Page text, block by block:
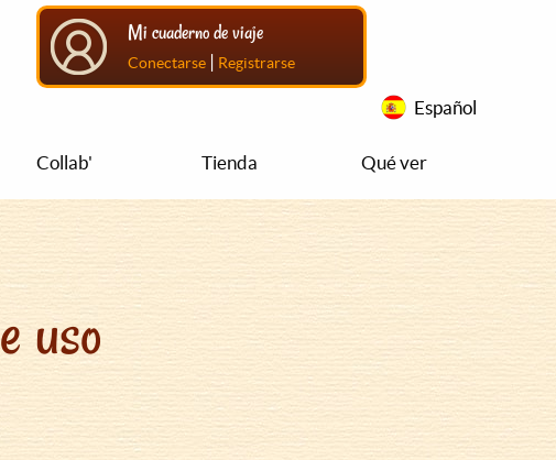
Mi cuaderno de viaje
Conectarse | Registrarse
Español
Collab' Tienda Qué ver
uso